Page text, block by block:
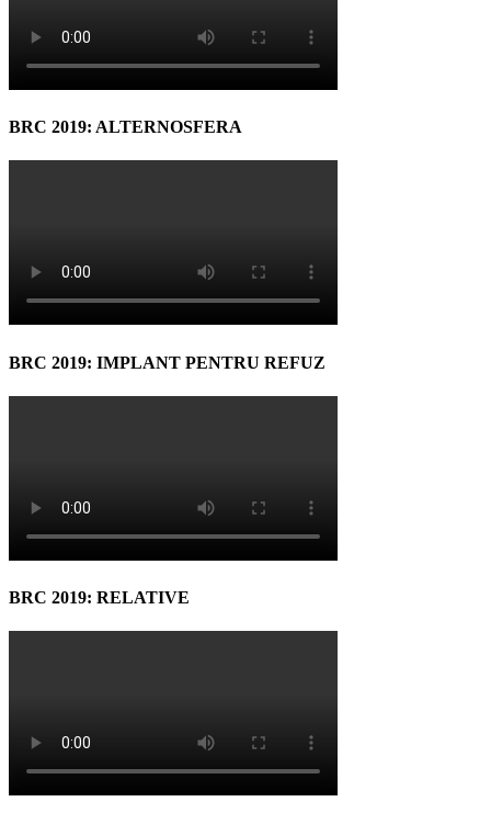
BRC 2019: ALTERNOSFERA
BRC 2019: IMPLANT PENTRU REFUZ
BRC 2019: RELATIVE